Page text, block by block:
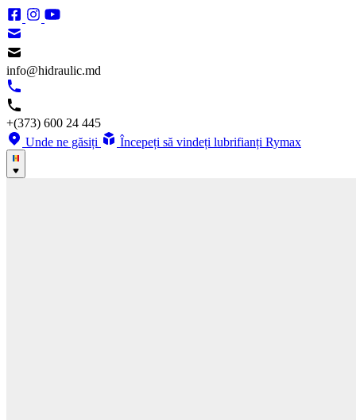
info@hidraulic.md
+(373) 600 24 445
Unde ne găsiți
Începeți să vindeți lubrifianți Rymax